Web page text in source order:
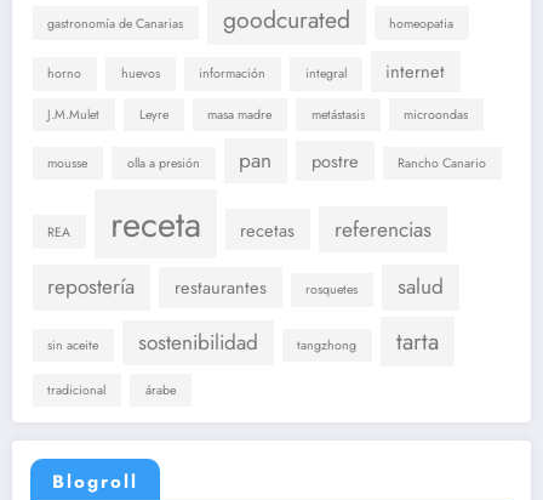
gastronomía de Canarias goodcurated homeopatia
horno huevos información integral internet
J.M.Mulet Leyre masa madre metástasis microondas
mousse olla a presión pan postre Rancho Canario
REA receta recetas
referencias
repostería
restaurantes rosquetes salud
sin aceite sostenibilidad tangzhong tarta
tradicional árabe
Blogroll